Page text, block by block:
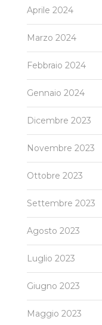
Aprile 2024
Marzo 2024
Febbraio 2024
Gennaio 2024
Dicembre 2023
Novembre 2023
Ottobre 2023
Settembre 2023
Agosto 2023
Luglio 2023
Giugno 2023
Maggio 2023